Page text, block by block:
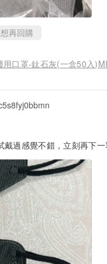
想再回購
用口罩-鈦石灰(一盒50入
過感覺不錯，立刻再下一